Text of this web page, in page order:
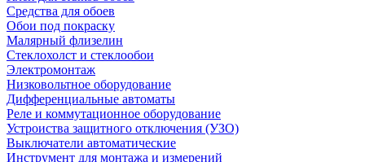
Средства для обоев
Обои под покраску
Малярный флизелин
Стеклохолст и стеклообои
Электромонтаж
Низковольтное оборудование
Дифференциальные автоматы
Реле и коммутационное оборудование
Устроиства защитного отключения (УЗО)
Выключатели автоматические
Инструмент для монтажа и измерений